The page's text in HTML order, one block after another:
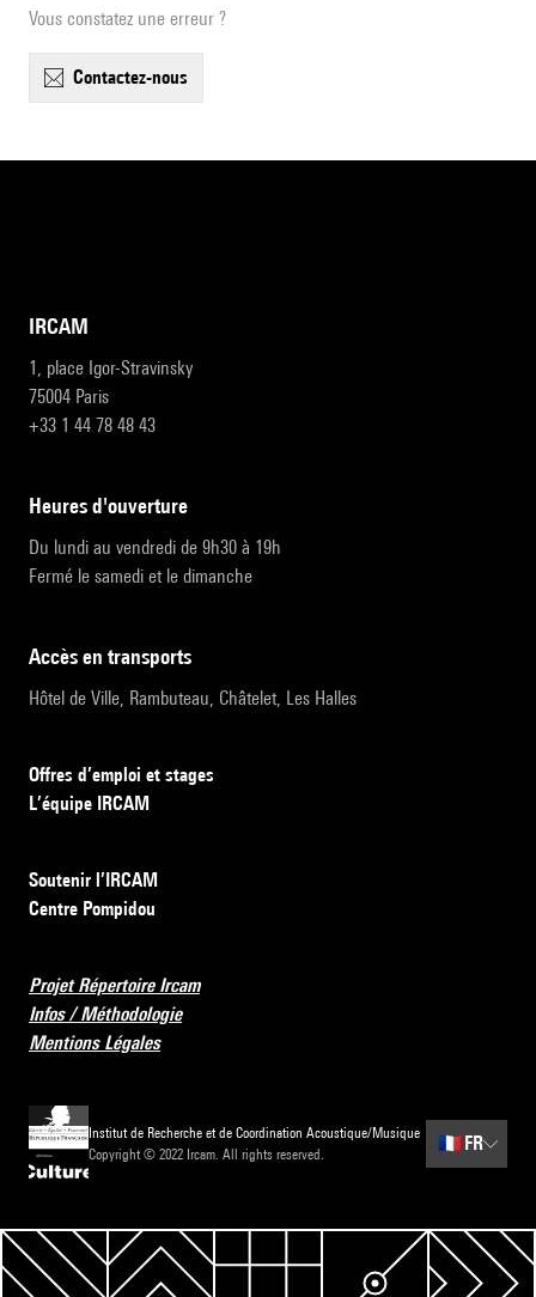
Vous constatez une erreur ?
contactez-nous
IRCAM
1, place Igor-Stravinsky
75004 Paris
+33 1 44 78 48 43
heures d'ouverture
Du lundi au vendredi de 9h30 à 19h
Fermé le samedi et le dimanche
accès en transports
Hôtel de Ville, Rambuteau, Châtelet, Les Halles
Offres d’emploi et stages
L’équipe IRCAM
Soutenir l’IRCAM
Centre Pompidou
Projet Répertoire Ircam
Infos / Méthodologie
Mentions Légales
Institut de Recherche et de Coordination Acoustique/Musique
Copyright © 2022 Ircam. All rights reserved.
🇫🇷 FR